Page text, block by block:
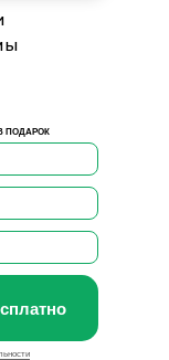
ПОДАРОК